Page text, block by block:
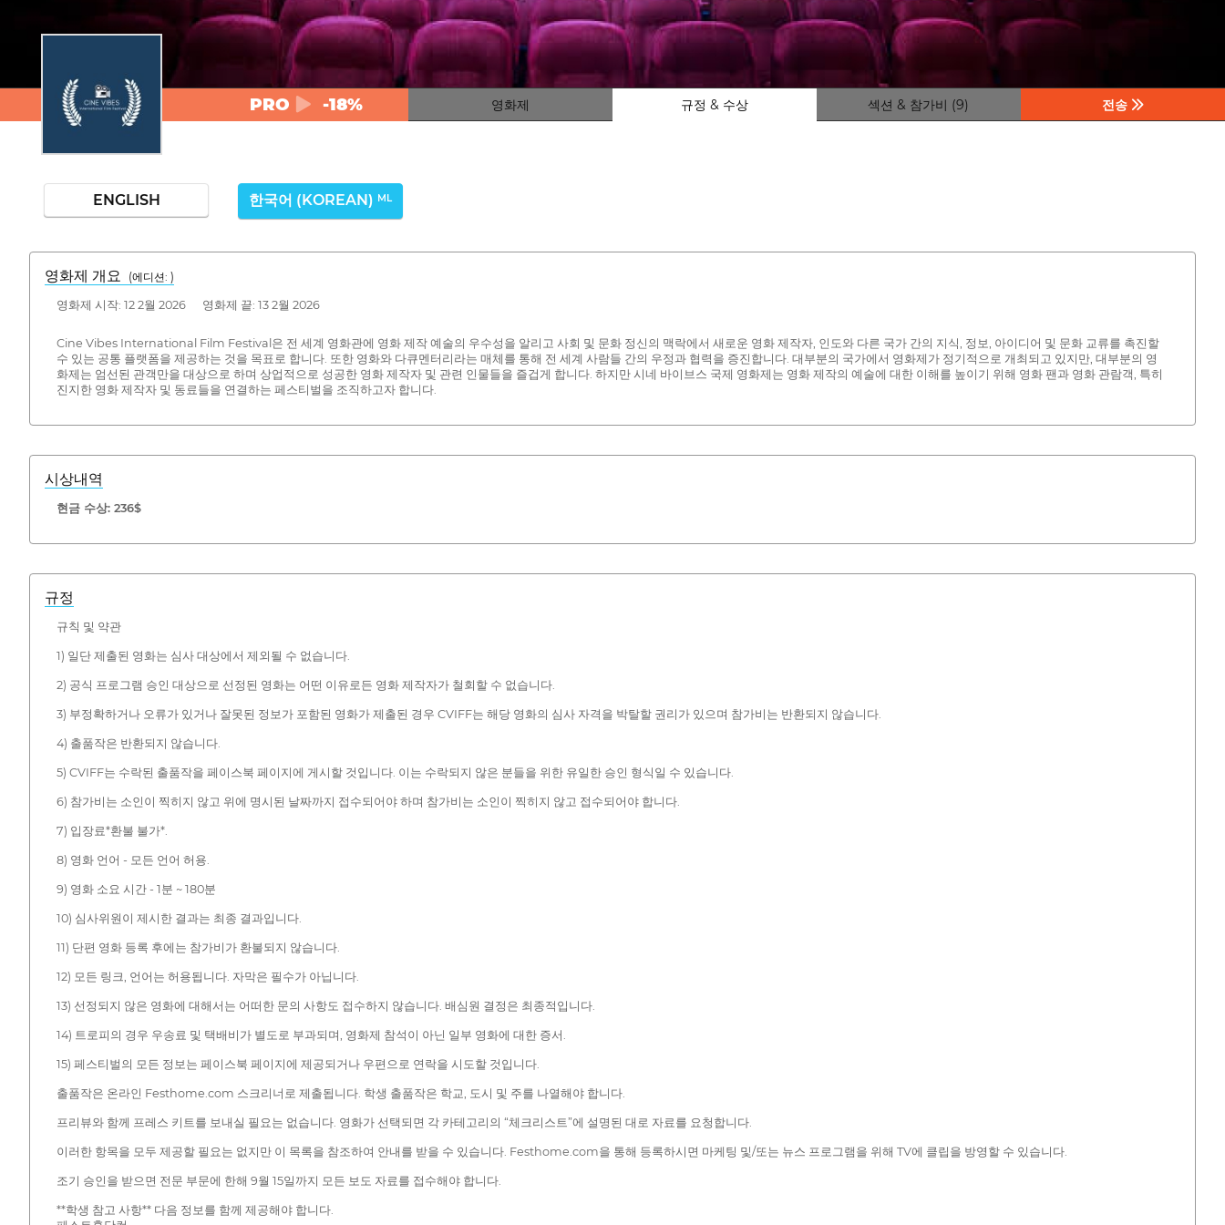
PRO -18% 영화제 규정 & 수상 섹션 & 참가비 (9) 전송
ENGLISH 한국어 (KOREAN) ML
영화제 개요 (에디션: )
영화제 시작: 12 2월 2026 영화제 끝: 13 2월 2026
Cine Vibes International Film Festival은 전 세계 영화관에 영화 제작 예술의 우수성을 알리고 사회 및 문화 정신의 맥락에서 새로운 영화 제작자, 인도와 다른 국가 간의 지식, 정보, 아이디어 및 문화 교류를 촉진할
수 있는 공통 플랫폼을 제공하는 것을 목표로 합니다. 또한 영화와 다큐멘터리라는 매체를 통해 전 세계 사람들 간의 우정과 협력을 증진합니다. 대부분의 국가에서 영화제가 정기적으로 개최되고 있지만, 대부분의 영
화제는 엄선된 관객만을 대상으로 하며 상업적으로 성공한 영화 제작자 및 관련 인물들을 즐겁게 합니다. 하지만 시네 바이브스 국제 영화제는 영화 제작의 예술에 대한 이해를 높이기 위해 영화 팬과 영화 관람객, 특히
진지한 영화 제작자 및 동료들을 연결하는 페스티벌을 조직하고자 합니다.
시상내역
현금 수상: 236$
규정
규칙 및 약관
1) 일단 제출된 영화는 심사 대상에서 제외될 수 없습니다.
2) 공식 프로그램 승인 대상으로 선정된 영화는 어떤 이유로든 영화 제작자가 철회할 수 없습니다.
3) 부정확하거나 오류가 있거나 잘못된 정보가 포함된 영화가 제출된 경우 CVIFF는 해당 영화의 심사 자격을 박탈할 권리가 있으며 참가비는 반환되지 않습니다.
4) 출품작은 반환되지 않습니다.
5) CVIFF는 수락된 출품작을 페이스북 페이지에 게시할 것입니다. 이는 수락되지 않은 분들을 위한 유일한 승인 형식일 수 있습니다.
6) 참가비는 소인이 찍히지 않고 위에 명시된 날짜까지 접수되어야 하며 참가비는 소인이 찍히지 않고 접수되어야 합니다.
7) 입장료*환불 불가*.
8) 영화 언어 - 모든 언어 허용.
9) 영화 소요 시간 - 1분 ~ 180분
10) 심사위원이 제시한 결과는 최종 결과입니다.
11) 단편 영화 등록 후에는 참가비가 환불되지 않습니다.
12) 모든 링크, 언어는 허용됩니다. 자막은 필수가 아닙니다.
13) 선정되지 않은 영화에 대해서는 어떠한 문의 사항도 접수하지 않습니다. 배심원 결정은 최종적입니다.
14) 트로피의 경우 우송료 및 택배비가 별도로 부과되며, 영화제 참석이 아닌 일부 영화에 대한 증서.
15) 페스티벌의 모든 정보는 페이스북 페이지에 제공되거나 우편으로 연락을 시도할 것입니다.
출품작은 온라인 Festhome.com 스크리너로 제출됩니다. 학생 출품작은 학교, 도시 및 주를 나열해야 합니다.
프리뷰와 함께 프레스 키트를 보내실 필요는 없습니다. 영화가 선택되면 각 카테고리의 “체크리스트”에 설명된 대로 자료를 요청합니다.
이러한 항목을 모두 제공할 필요는 없지만 이 목록을 참조하여 안내를 받을 수 있습니다. Festhome.com을 통해 등록하시면 마케팅 및/또는 뉴스 프로그램을 위해 TV에 클립을 방영할 수 있습니다.
조기 승인을 받으면 전문 부문에 한해 9월 15일까지 모든 보도 자료를 접수해야 합니다.
**학생 참고 사항** 다음 정보를 함께 제공해야 합니다.